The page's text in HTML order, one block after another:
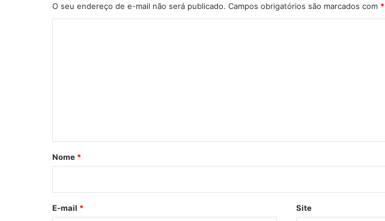
O seu endereço de e-mail não será publicado. Campos obrigatórios são marcados com *
r
*
Nome *
E-mail * Site